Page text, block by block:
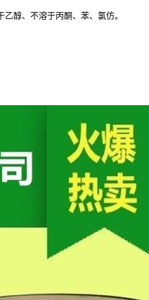
醇、不溶于丙酮、苯、氯仿。